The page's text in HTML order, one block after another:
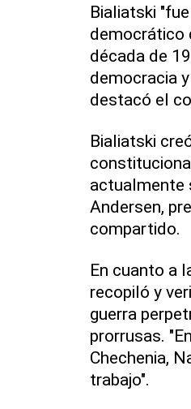
Bialiatski
democrático
década de
democracia
destacó el
Bialiatski
actualmente
Andersen,
compartido.
En cuanto a
recopiló y
guerra
prorrusas.
Chechenia,
trabajo".